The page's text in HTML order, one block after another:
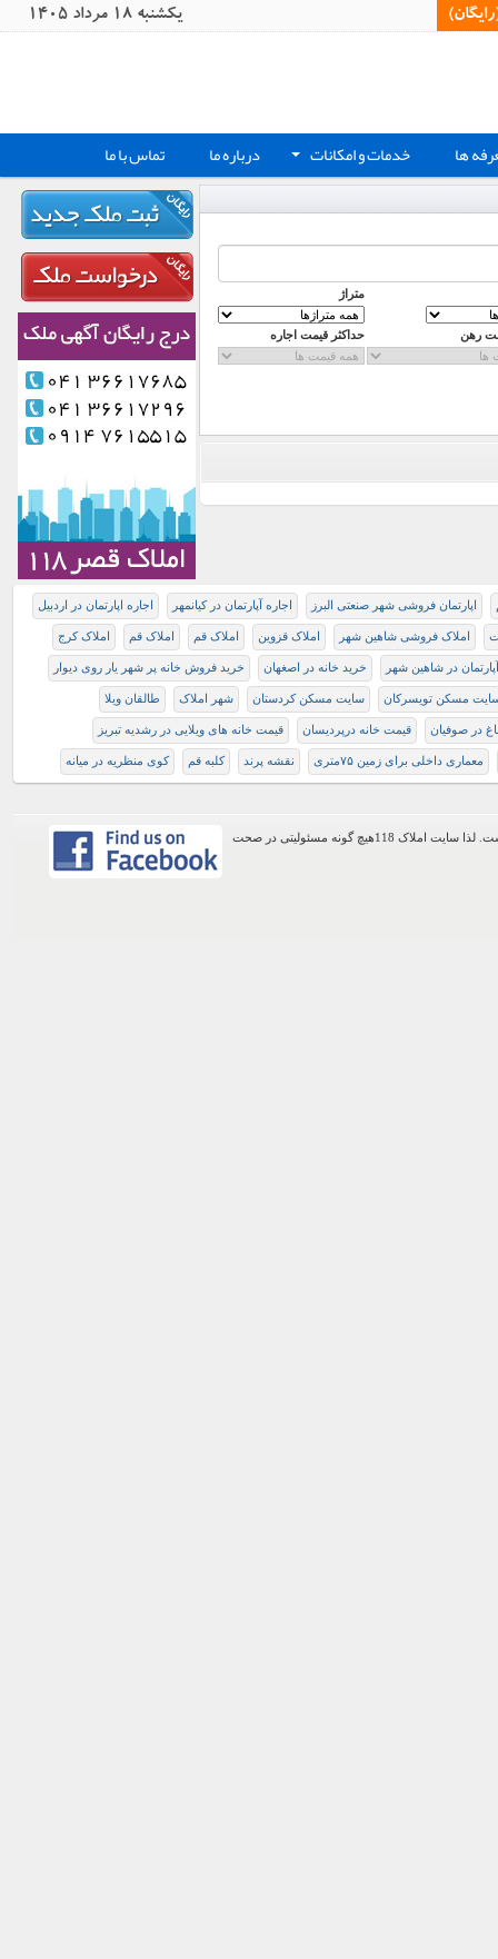
يکشنبه 18 مرداد 1405
ها + خدمات و امکانات درباره ما تماس با ما
متراژ
رهن حداکثر قیمت اجاره
اپارتمان فروشی شهر صنعتی البرز اجاره آپارتمان در کیانمهر اجاره اپارتمان در اردبیل
املاک فروشی شاهین شهر املاک قزوین املاک قم املاک قم املاک کرج
در شاهین شهر خرید خانه در اصغهان خرید فروش خانه پر شهر یار روی دیوار
مسکن تویسرکان سایت مسکن کردستان شهر املاک طالقان ویلا
در صوفیان قیمت خانه درپردیسان قیمت خانه های ویلایی در رشدیه تبریز
معماری داخلی برای زمین ۷۵متری نقشه پرند کلبه قم کوی منظریه در میانه
اطلاعات موجود در این وب سایت از طریق کاربران عمومی سایت ثبت شده است. لذا سایت املاک 118هیچ گونه مسئولیتی در صحت